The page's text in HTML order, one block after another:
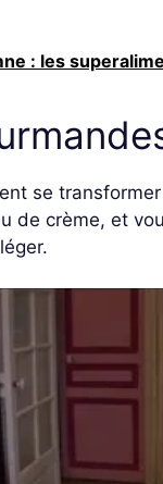
: les
se
de crème, et